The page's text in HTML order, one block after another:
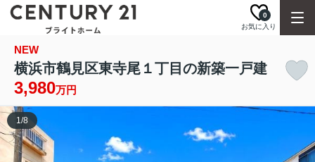
お気に入り
0
NEW
横浜市鶴見区東寺尾１丁目の新築一戸建
3,980万円
1/8